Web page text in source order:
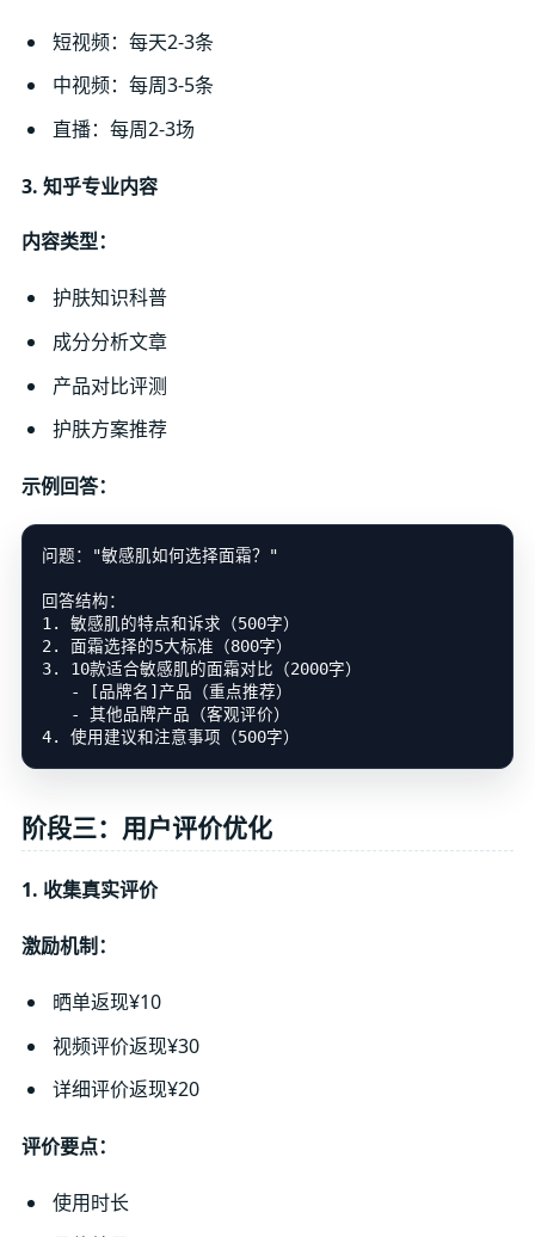
短视频：每天2-3条
中视频：每周3-5条
直播：每周2-3场
3. 知乎专业内容
内容类型：
护肤知识科普
成分分析文章
产品对比评测
护肤方案推荐
示例回答：
问题："敏感肌如何选择面霜？"
回答结构：
1. 敏感肌的特点和诉求（500字）
2. 面霜选择的5大标准（800字）
3. 10款适合敏感肌的面霜对比（2000字）
   - [品牌名]产品（重点推荐）
   - 其他品牌产品（客观评价）
阶段三：用户评价优化
1. 收集真实评价
激励机制：
晒单返现¥10
视频评价返现¥30
详细评价返现¥20
评价要点：
使用时长